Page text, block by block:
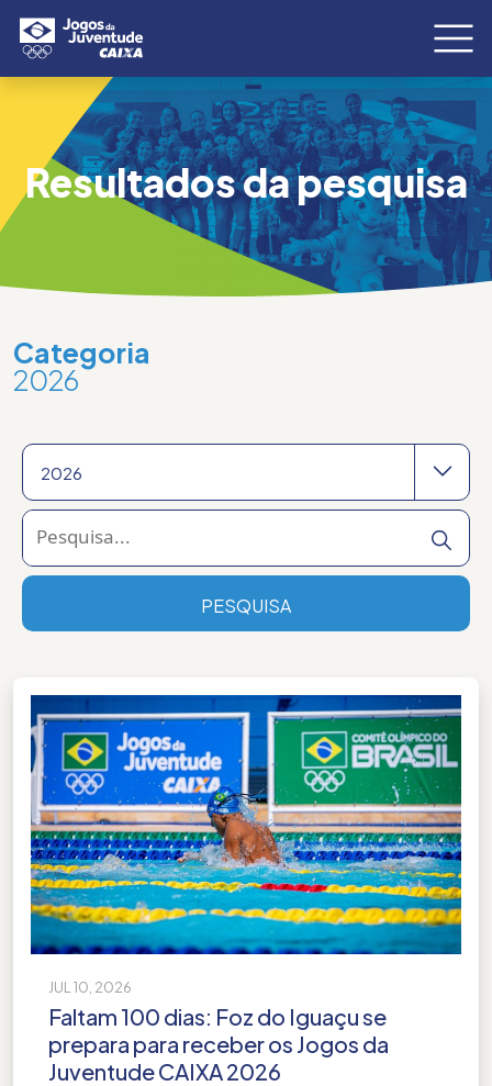
Resultados da pesquisa
Categoria
2026
2026
2026
Esporte
Foz do Iguaçu
João Pessoa
Jogos da Juventude 2024
Jogos da Juventude 2025
Jogos da Juventude 2026
PESQUISA
JUL 10, 2026
Faltam 100 dias: Foz do Iguaçu se
prepara para receber os Jogos da
Juventude CAIXA 2026